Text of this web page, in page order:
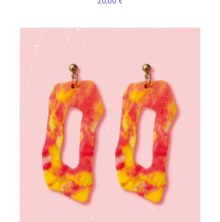
CHOIX DES OPTIONS
DÉTAILS